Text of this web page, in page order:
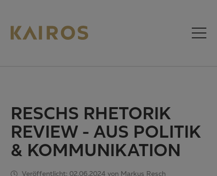
RESCHS RHETORIK
REVIEW - AUS POLITIK
& KOMMUNIKATION
Veröffentlicht: 02.06.2024 von Markus Resch